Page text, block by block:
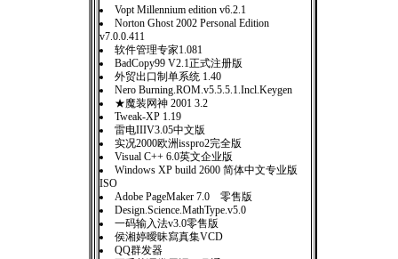
Vopt Millennium edition v6.2.1
Norton Ghost 2002 Personal Edition
v7.0.0.411
软件管理专家1.081
BadCopy99 V2.1正式注册版
外贸出口制单系统 1.40
Nero Burning.ROM.v5.5.5.1.Incl.Keygen
★魔装网神 2001 3.2
Tweak-XP 1.19
雷电IIIV3.05中文版
实况2000欧洲isspro2完全版
Visual C++ 6.0英文企业版
Windows XP build 2600 简体中文专业版
ISO
Adobe PageMaker 7.0 零售版
Design.Science.MathType.v5.0
一码输入法v3.0零售版
侯湘婷曖昧寫真集VCD
QQ群发器